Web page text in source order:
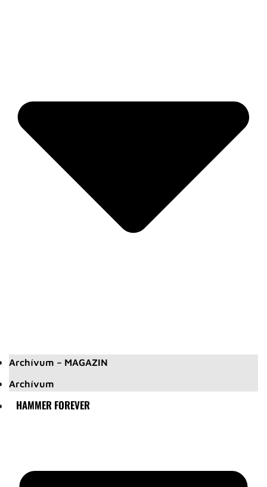
Archívum – MAGAZIN
Archívum
HAMMER FOREVER